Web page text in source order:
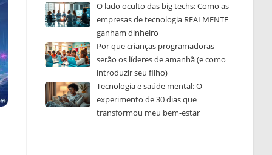
O lado oculto das big techs: Como as
empresas de tecnologia REALMENTE
ganham dinheiro
Por que crianças programadoras
serão os líderes de amanhã (e como
introduzir seu filho)
Tecnologia e saúde mental: O
experimento de 30 dias que
transformou meu bem-estar